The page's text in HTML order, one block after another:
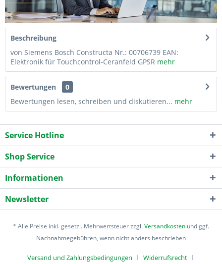
Beschreibung
von Siemens Bosch Constructa Nr.: 00706739 EAN:
Elektronik für Touchcontrol-Ceranfeld GPSR mehr
Bewertungen
0
Bewertungen lesen, schreiben und diskutieren... mehr
Service Hotline
Shop Service
Informationen
Newsletter
* Alle Preise inkl. gesetzl. Mehrwertsteuer zzgl.Versandkosten und ggf.
Nachnahmegebühren, wenn nicht anders beschrieben
Versand und Zahlungsbedingungen Widerrufsrecht